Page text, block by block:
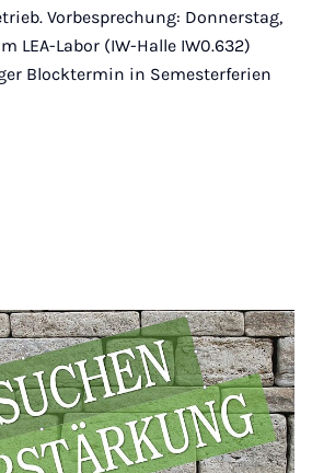
Vorbesprechung: Donnerstag,
LEA-Labor (IW-Halle IW0.632)
Blocktermin in Semesterferien